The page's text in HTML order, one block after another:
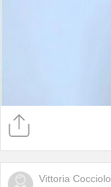
Vittoria Cocciolo